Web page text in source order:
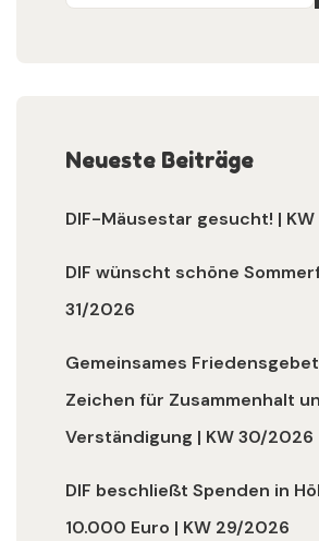
Neueste Beiträge
DIF-Mäusestar gesucht! |
DIF wünscht schöne
31/2026
Gemeinsames
Zeichen für Zusammenhalt
Verständigung | KW 30/2026
DIF beschließt Spenden in
10.000 Euro | KW 29/2026